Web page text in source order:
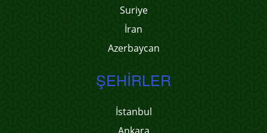
Suriye
İran
Azerbaycan
ŞEHIRLER
İstanbul